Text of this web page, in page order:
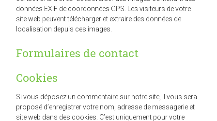
données EXIF de coordonnées GPS. Les visiteurs de votre
site web peuvent télécharger et extraire des données de
localisation depuis ces images.
Formulaires de contact
Cookies
Si vous déposez un commentaire sur notre site, il vous sera
proposé d’enregistrer votre nom, adresse de messagerie et
site web dans des cookies. C’est uniquement pour votre